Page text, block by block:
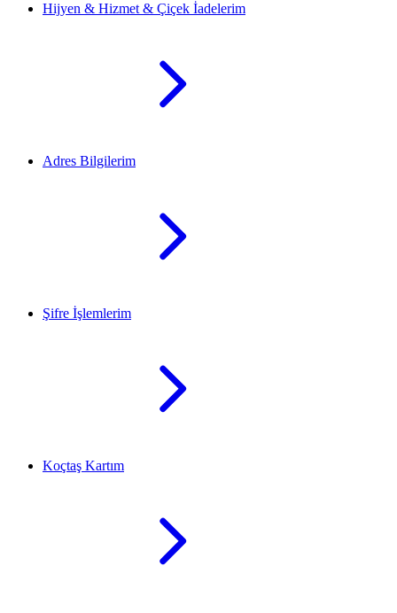
Hijyen & Hizmet & Çiçek İadelerim
Adres Bilgilerim
Şifre İşlemlerim
Koçtaş Kartım